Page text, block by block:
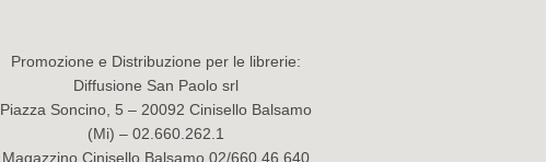
Promozione e Distribuzione per le librerie:
Diffusione San Paolo srl
Piazza Soncino, 5 – 20092 Cinisello Balsamo
(Mi) – 02.660.262.1
Magazzino Cinisello Balsamo 02/660.46.640